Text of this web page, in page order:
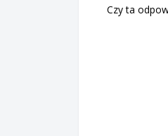
Czy ta